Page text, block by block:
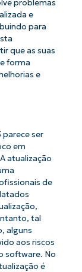
problemas
e
para
que as suas
forma
e
ser
em
atualização
de
tal
alguns
aos riscos
software. No
é